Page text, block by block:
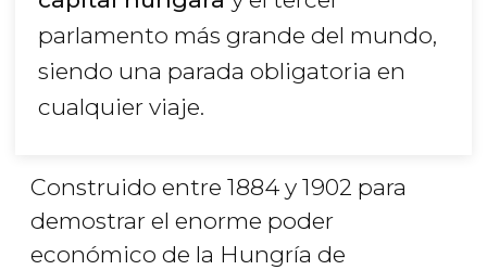
parlamento más grande del mundo,
siendo una parada obligatoria en
cualquier viaje.
Construido entre 1884 y 1902 para
demostrar el enorme poder
económico de la Hungría de